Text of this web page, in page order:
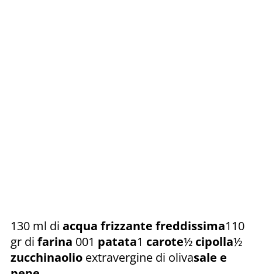
130 ml di acqua frizzante freddissima110
gr di farina 001 patata1 carote½ cipolla½
zucchinaolio extravergine di olivasale e